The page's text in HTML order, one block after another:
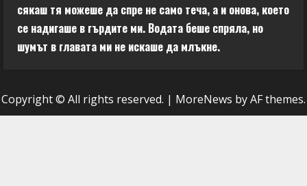
сякаш тя можеше да спре не само теча, а и онова, което
се надигаше в гърдите ми. Водата беше спряла, но
шумът в главата ми не искаше да млъкне.
Copyright © All rights reserved. | MoreNews by AF themes.